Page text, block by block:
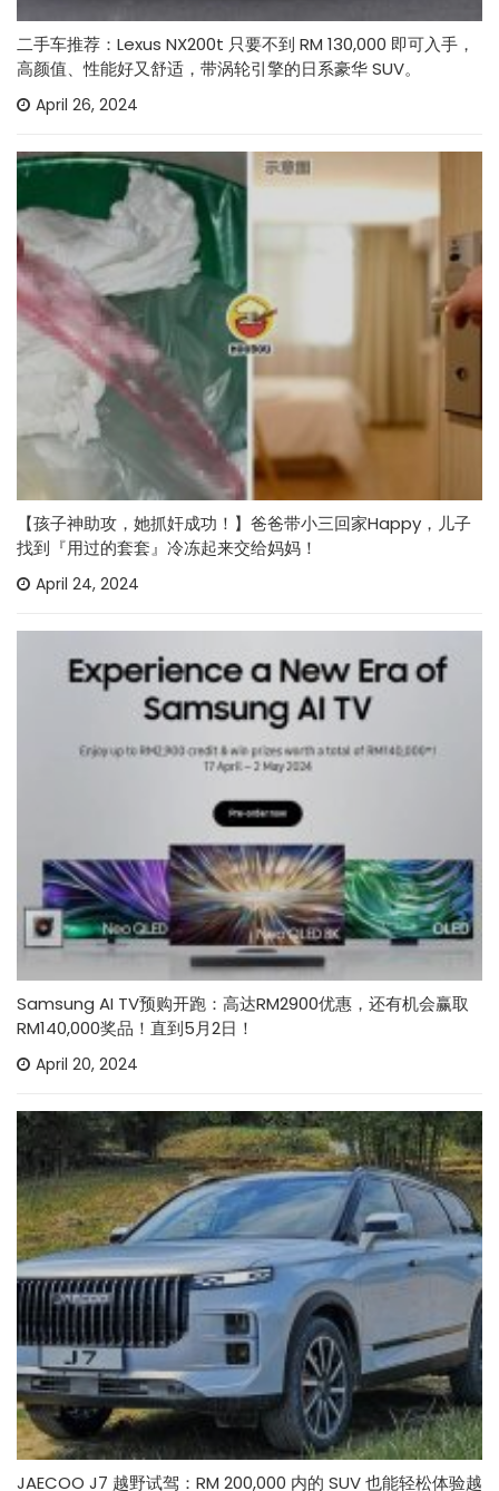
二手车推荐：Lexus NX200t 只要不到 RM 130,000 即可入手，
高颜值、性能好又舒适，带涡轮引擎的日系豪华 SUV。
April 26, 2024
【孩子神助攻，她抓奸成功！】爸爸带小三回家Happy，儿子
找到『用过的套套』冷冻起来交给妈妈！
April 24, 2024
Samsung AI TV预购开跑：高达RM2900优惠，还有机会赢取
RM140,000奖品！直到5月2日！
April 20, 2024
JAECOO J7 越野试驾：RM 200,000 内的 SUV 也能轻松体验越